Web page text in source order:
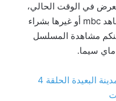
في الوقت الحالي،
حيثُ عليكم الانتظار حتى تعلن منصة شاهد mbc أو غيرها بشراء
مشاهدة المسلسل
سيما.
ماي سيما مسلسل المدينة البعيدة الحلقة 4